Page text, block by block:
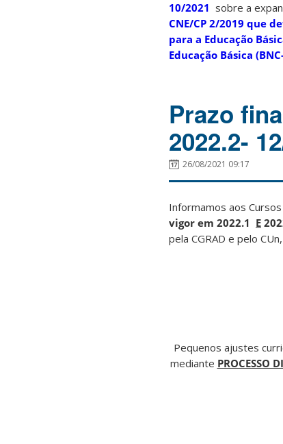
10/2021 sobre a
CNE/CP 2/2019 que
para a Educação
Educação Básica
Prazo
2022.2-
26/08/2021 09:17
Informamos aos
vigor em 2022.1 E
pela CGRAD e pelo
Pequenos ajustes
mediante PROCESSO